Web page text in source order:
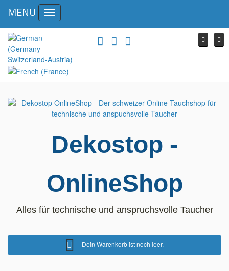
Dekostop -
OnlineShop
Alles für technische und anspruchsvolle Taucher
Dein Warenkorb ist noch leer.
MENU
Toggle
navigation